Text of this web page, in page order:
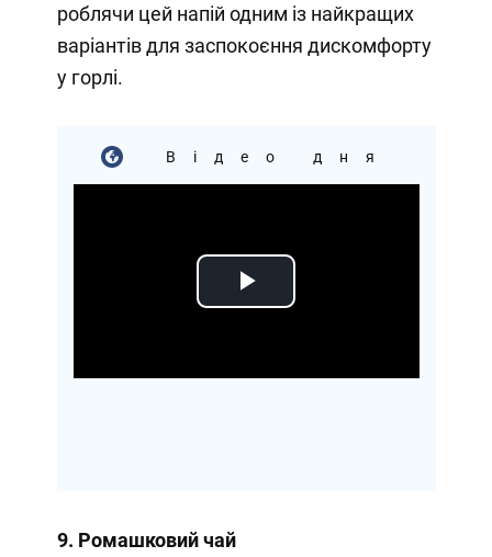
роблячи цей напій одним із найкращих
варіантів для заспокоєння дискомфорту
у горлі.
Відео дня
Play
9. Ромашковий чай